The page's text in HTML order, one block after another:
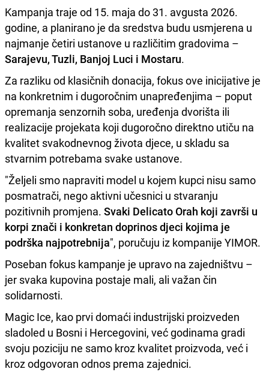
Kampanja traje od 15. maja do 31. avgusta 2026.
godine, a planirano je da sredstva budu usmjerena u
najmanje četiri ustanove u različitim gradovima –
Sarajevu, Tuzli, Banjoj Luci i Mostaru.
Za razliku od klasičnih donacija, fokus ove inicijative je
na konkretnim i dugoročnim unapređenjima – poput
opremanja senzornih soba, uređenja dvorišta ili
realizacije projekata koji dugoročno direktno utiču na
kvalitet svakodnevnog života djece, u skladu sa
stvarnim potrebama svake ustanove.
"Željeli smo napraviti model u kojem kupci nisu samo
posmatrači, nego aktivni učesnici u stvaranju
pozitivnih promjena. Svaki Delicato Orah koji završi u
korpi znači i konkretan doprinos djeci kojima je
podrška najpotrebnija", poručuju iz kompanije YIMOR.
Poseban fokus kampanje je upravo na zajedništvu –
jer svaka kupovina postaje mali, ali važan čin
solidarnosti.
Magic Ice, kao prvi domaći industrijski proizveden
sladoled u Bosni i Hercegovini, već godinama gradi
svoju poziciju ne samo kroz kvalitet proizvoda, već i
kroz odgovoran odnos prema zajednici.